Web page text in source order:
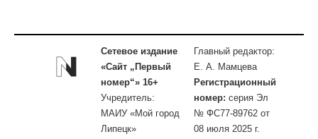
Сетевое издание
«Сайт „Первый
номер“» 16+
Учредитель:
МАИУ «Мой город
Липецк»
Главный редактор:
Е. А. Мамцева
Регистрационный
номер: серия Эл
№ ФС77-89762 от
08 июля 2025 г.